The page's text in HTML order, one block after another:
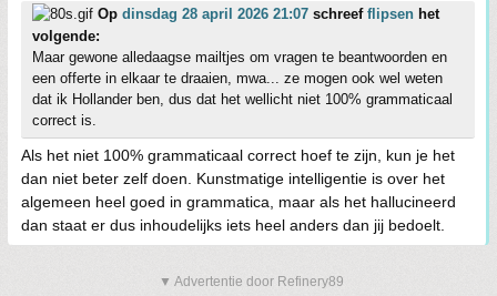
Op dinsdag 28 april 2026 21:07 schreef flipsen het
volgende:
Maar gewone alledaagse mailtjes om vragen te beantwoorden en
een offerte in elkaar te draaien, mwa... ze mogen ook wel weten
dat ik Hollander ben, dus dat het wellicht niet 100% grammaticaal
correct is.
Als het niet 100% grammaticaal correct hoef te zijn, kun je het
dan niet beter zelf doen. Kunstmatige intelligentie is over het
algemeen heel goed in grammatica, maar als het hallucineerd
dan staat er dus inhoudelijks iets heel anders dan jij bedoelt.
▼ Advertentie door Refinery89